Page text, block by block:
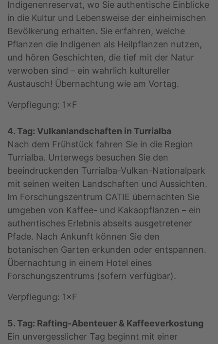
Indigenenreservat, wo Sie authentische Einblicke
in die Kultur und Lebensweise der einheimischen
Bevölkerung erhalten. Sie erfahren, welche
Pflanzen die Indigenen als Heilpflanzen nutzen,
und hören Geschichten, die tief mit der Natur
verwoben sind – ein wahrlich kultureller
Austausch! Übernachtung wie am Vortag.
Verpflegung: 1×F
4. Tag: Vulkanlandschaften in Turrialba
Nach dem Frühstück fahren Sie in die Region
Turrialba. Unterwegs besuchen Sie den
beeindruckenden Turrialba-Vulkan-Nationalpark
mit seinen weiten Landschaften und Aussichten.
Im Forschungszentrum CATIE übernachten Sie
umgeben von Kaffee- und Kakaopflanzen – ein
authentisches Erlebnis abseits ausgetretener
Pfade. Nach Ankunft können Sie den
botanischen Garten erkunden oder entspannen.
Übernachtung in einem Hotel eines
Forschungszentrums (sofern verfügbar).
Verpflegung: 1×F
5. Tag: Rafting-Abenteuer & Kaffeeverkostung
Ein unvergesslicher Tag beginnt mit einer